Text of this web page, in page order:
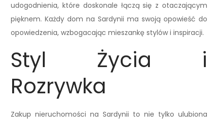
udogodnienia, które doskonale łączą się z otaczającym
pięknem. Każdy dom na Sardynii ma swoją opowieść do
opowiedzenia, wzbogacając mieszankę stylów i inspiracji.
Styl Życia i
Rozrywka
Zakup nieruchomości na Sardynii to nie tylko ulubiona